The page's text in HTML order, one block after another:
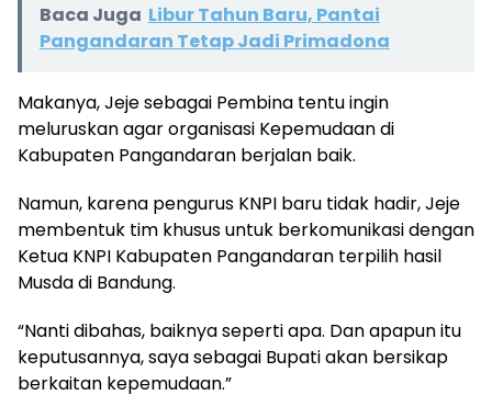
Baca Juga Libur Tahun Baru, Pantai
Pangandaran Tetap Jadi Primadona
Makanya, Jeje sebagai Pembina tentu ingin
meluruskan agar organisasi Kepemudaan di
Kabupaten Pangandaran berjalan baik.
Namun, karena pengurus KNPI baru tidak hadir, Jeje
membentuk tim khusus untuk berkomunikasi dengan
Ketua KNPI Kabupaten Pangandaran terpilih hasil
Musda di Bandung.
“Nanti dibahas, baiknya seperti apa. Dan apapun itu
keputusannya, saya sebagai Bupati akan bersikap
berkaitan kepemudaan.”